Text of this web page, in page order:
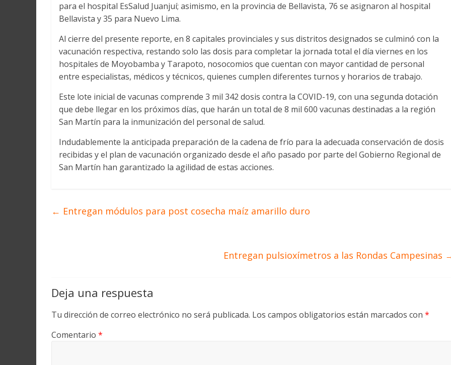
para el hospital EsSalud Juanjuí; asimismo, en la provincia de Bellavista, 76 se asignaron al hospital
Bellavista y 35 para Nuevo Lima.
Al cierre del presente reporte, en 8 capitales provinciales y sus distritos designados se culminó con la
vacunación respectiva, restando solo las dosis para completar la jornada total el día viernes en los
hospitales de Moyobamba y Tarapoto, nosocomios que cuentan con mayor cantidad de personal
entre especialistas, médicos y técnicos, quienes cumplen diferentes turnos y horarios de trabajo.
Este lote inicial de vacunas comprende 3 mil 342 dosis contra la COVID-19, con una segunda dotación
que debe llegar en los próximos días, que harán un total de 8 mil 600 vacunas destinadas a la región
San Martín para la inmunización del personal de salud.
Indudablemente la anticipada preparación de la cadena de frío para la adecuada conservación de dosis
recibidas y el plan de vacunación organizado desde el año pasado por parte del Gobierno Regional de
San Martín han garantizado la agilidad de estas acciones.
← Entregan módulos para post cosecha maíz amarillo duro
Entregan pulsioxímetros a las Rondas Campesinas
Deja una respuesta
Tu dirección de correo electrónico no será publicada. Los campos obligatorios están marcados con *
Comentario *